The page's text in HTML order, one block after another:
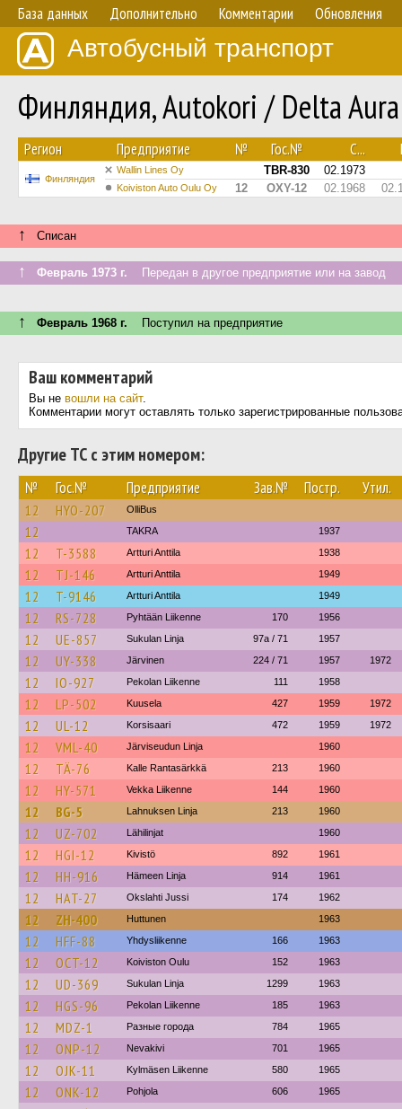
База данных Дополнительно Комментарии Обновления
Автобусный транспорт
Финляндия, Autokori / Delta
Регион Предприятие № Гос.№ С...
Финляндия
Wallin Lines Oy TBR-830 02.1973
Koiviston Auto Oulu Oy 12 OXY-12 02.1968
↑ Списан
↑ Февраль 1973 г. Передан в другое предприятие или на завод
↑ Февраль 1968 г. Поступил на предприятие
Ваш комментарий
Вы не вошли на сайт.
Комментарии могут оставлять только зарегистрированные
Другие ТС с этим номером:
№ Гос.№ Предприятие Зав.№ Постр. Утил.
12 HYO-207 OlliBus
12 TAKRA 1937
12 T-3588 Artturi Anttila 1938
12 TJ-146 Artturi Anttila 1949
12 T-9146 Artturi Anttila 1949
12 RS-728 Pyhtään Liikenne 170 1956
12 UE-857 Sukulan Linja 97a / 71 1957
12 UY-338 Järvinen 224 / 71 1957 1972
12 IO-927 Pekolan Liikenne 111 1958
12 LP-502 Kuusela 427 1959 1972
12 UL-12 Korsisaari 472 1959 1972
12 VML-40 Järviseudun Linja 1960
12 TÄ-76 Kalle Rantasärkkä 213 1960
12 HY-571 Vekka Liikenne 144 1960
12 BG-5 Lahnuksen Linja 213 1960
12 UZ-702 Lähilinjat 1960
12 HGI-12 Kivistö 892 1961
12 HH-916 Hämeen Linja 914 1961
12 HAT-27 Okslahti Jussi 174 1962
12 ZH-400 Huttunen 1963
12 HFF-88 Yhdysliikenne 166 1963
12 OCT-12 Koiviston Oulu 152 1963
12 UD-369 Sukulan Linja 1299 1963
12 HGS-96 Pekolan Liikenne 185 1963
12 MDZ-1 Разные города 784 1965
12 ONP-12 Nevakivi 701 1965
12 OJK-11 Kylmäsen Liikenne 580 1965
12 ONK-12 Pohjola 606 1965